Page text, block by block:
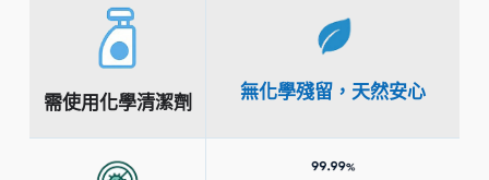
需使用化學清潔劑
無化學殘留，天然安心